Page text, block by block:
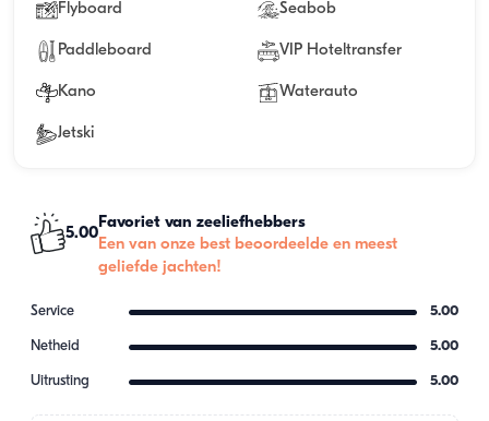
Flyboard Seabob
Paddleboard VIP Hoteltransfer
Kano Waterauto
Jetski
5.00
Favoriet van zeeliefhebbers
Een van onze best beoordeelde en meest
geliefde jachten!
Service 5.00
Netheid 5.00
Uitrusting 5.00